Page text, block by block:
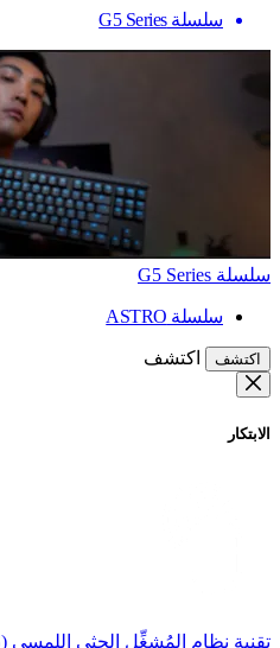
سلسلة G5 Series
سلسلة G5 Series
سلسلة ASTRO
اكتشف اكتشف
الابتكار
تقنية نظام المُشغِّل الحثي اللمسي (HITS)